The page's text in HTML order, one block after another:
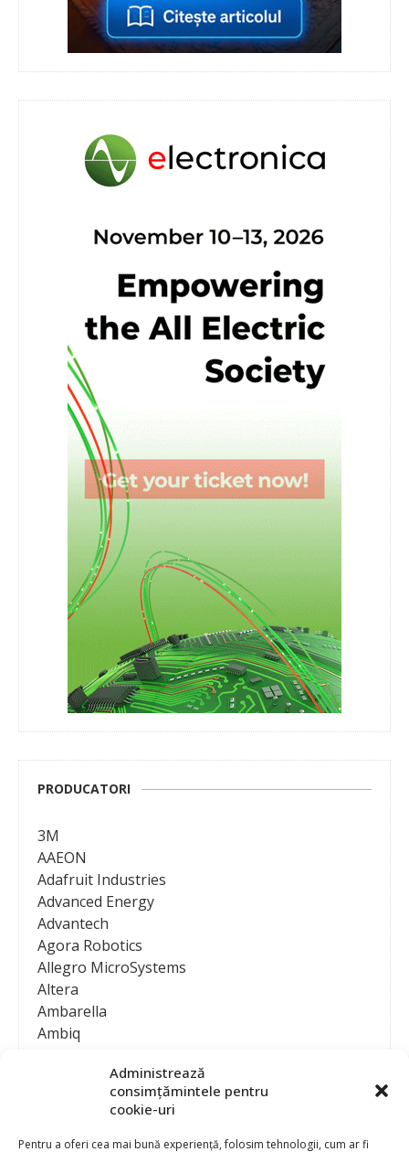
Administrează
consimțămintele pentru
cookie-uri
Pentru a oferi cea mai bună experiență, folosim tehnologii, cum ar fi
PRODUCATORI
3M
AAEON
Adafruit Industries
Advanced Energy
Advantech
Agora Robotics
Allegro MicroSystems
Altera
Ambarella
Ambiq
Analog Devices
Anritsu Corporation
Ansys